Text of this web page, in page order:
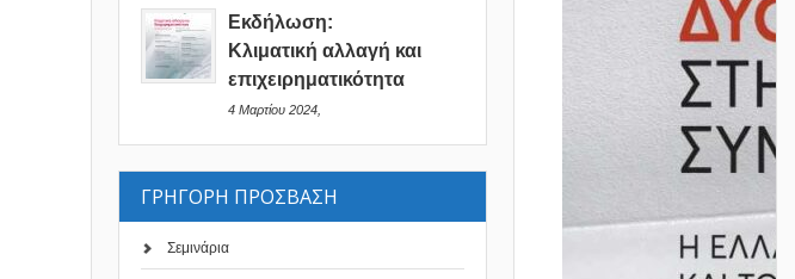
Εκδήλωση:
Κλιματική αλλαγή και
επιχειρηματικότητα
4 Μαρτίου 2024,
ΓΡΗΓΟΡΗ ΠΡΟΣΒΑΣΗ
Σεμινάρια